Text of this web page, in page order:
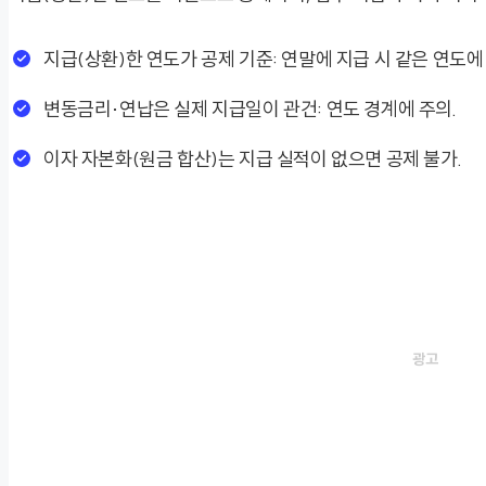
지급(상환)한 연도가 공제 기준: 연말에 지급 시 같은 연도
변동금리·연납은 실제 지급일이 관건: 연도 경계에 주의.
이자 자본화(원금 합산)는 지급 실적이 없으면 공제 불가.